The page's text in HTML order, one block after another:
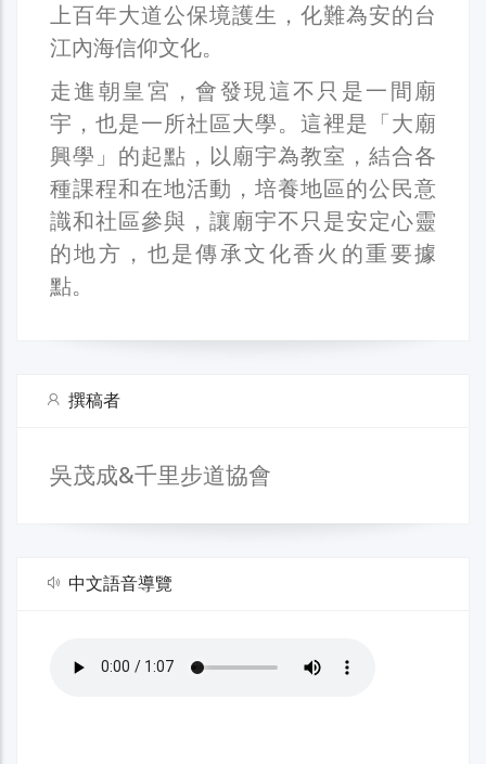
上百年大道公保境護生，化難為安的台
江內海信仰文化。
走進朝皇宮，會發現這不只是一間廟
宇，也是一所社區大學。這裡是「大廟
興學」的起點，以廟宇為教室，結合各
種課程和在地活動，培養地區的公民意
識和社區參與，讓廟宇不只是安定心靈
的地方，也是傳承文化香火的重要據
點。
撰稿者
吳茂成&千里步道協會
中文語音導覽